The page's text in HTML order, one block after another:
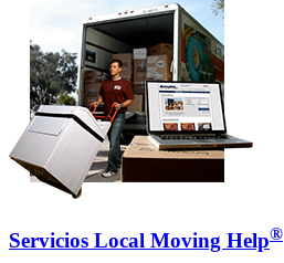
Servicios Local Moving Help®